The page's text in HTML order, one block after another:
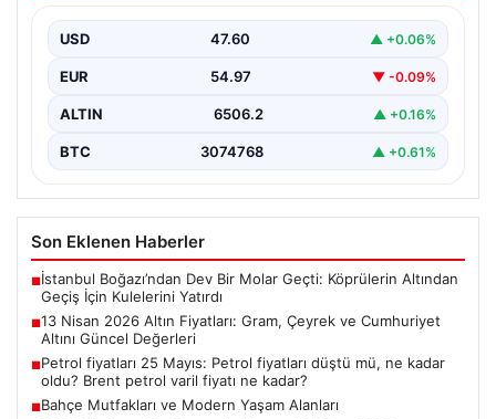
Altın piyasalarında yaşanan gelişmeler, özellikle ABD ile
yatırımcıların…
USD 47.60 ▲ +0.06%
EUR 54.97 ▼ -0.09%
ALTIN 6506.2 ▲ +0.16%
BTC 3074768 ▲ +0.61%
Son Eklenen Haberler
■İstanbul Boğazı’ndan Dev Bir Molar Geçti: Köprülerin Altından
Geçiş İçin Kulelerini Yatırdı
■13 Nisan 2026 Altın Fiyatları: Gram, Çeyrek ve Cumhuriyet
Altını Güncel Değerleri
■Petrol fiyatları 25 Mayıs: Petrol fiyatları düştü mü, ne kadar
oldu? Brent petrol varil fiyatı ne kadar?
■Bahçe Mutfakları ve Modern Yaşam Alanları